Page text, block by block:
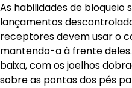
As habilidades de bloqueio
lançamentos
receptores devem usar o
mantendo-a à frente
baixa, com os joelhos
sobre as pontas dos pés